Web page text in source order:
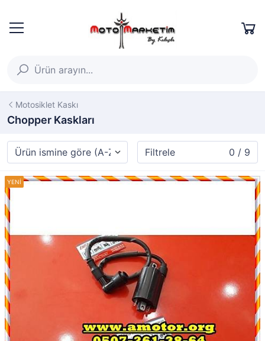
Motosiklet Kaskı
Chopper Kaskları
Filtrele 0 / 9